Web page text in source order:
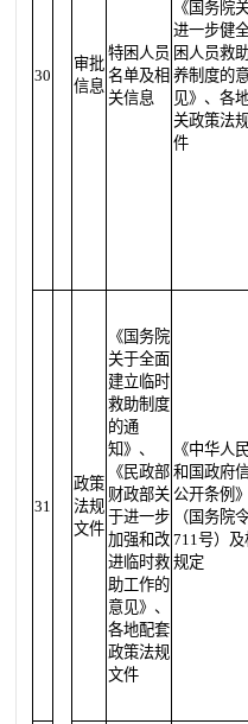
30
审批
信息
特困人员
名单及相
关信息
《国务院
进一步健
困人员救
养制度的
见》、各
关政策法
件
31
政策
法规
文件
《国务院
关于全面
建立临时
救助制度
的通
知》、
《民政部
财政部关
于进一步
加强和改
进临时救
助工作的
意见》、
各地配套
政策法规
文件
《中华人
和国政府
公开条例》
（国务院
711号）及
规定